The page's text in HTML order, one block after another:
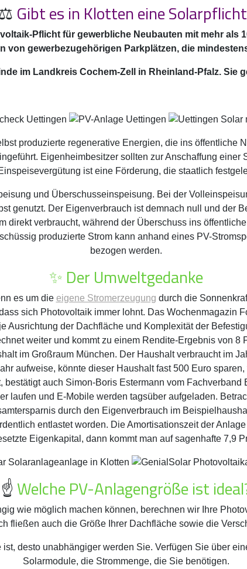
Gibt es in Klotten eine
Pflicht für gewerbliche Neubauten mit mehr als
von gewerbezugehörigen Parkplätzen, die
im Landkreis Cochem-Zell in Rheinland-Pfalz. Sie
produzierte regenerative Energien, die ins öffentliche
Eigenheimbesitzer sollten zur Anschaffung
ist eine Förderung, die staatlich
und Überschusseinspeisung. Bei der
genutzt. Der Eigenverbrauch ist demnach null und der
direkt verbraucht, während der Überschuss ins
produzierte Strom kann anhand eines PV-
bezogen werden.
✨ Der Umweltgedanke
es um die eigene Stromerzeugung durch die
sich Photovoltaik immer lohnt. Das Wochenmagazin
Ausrichtung der Dachfläche und Komplexität der
weiter und kommt zu einem Rendite-Ergebnis von
im Großraum München. Der Haushalt verbraucht im
aufweise, könnte dieser Haushalt fast 500 Euro
auch Simon-Boris Estermann vom
laufen und E-Mobile werden tagsüber aufgeladen.
durch den Eigenverbrauch im
entlastet worden. Die Amortisationszeit der
Eigenkapital, dann kommt man auf sagenhafte 7,9
☝️ Welche PV-Anlagengröße ist
wie möglich machen können, berechnen wir Ihre
fließen auch die Größe Ihrer Dachfläche sowie die
ist, desto unabhängiger werden Sie. Verfügen Sie über
Solarmodule, die Strommenge, die Sie benötigen.